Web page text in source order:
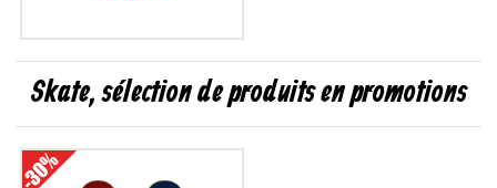
Skate, sélection de produits en promotions